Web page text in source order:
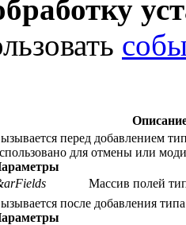
перед добавлением
для отмены или
Массив полей
после добавления